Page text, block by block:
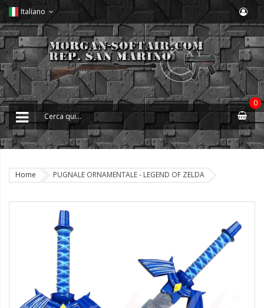
Italiano
0
Home PUGNALE ORNAMENTALE - LEGEND OF ZELDA